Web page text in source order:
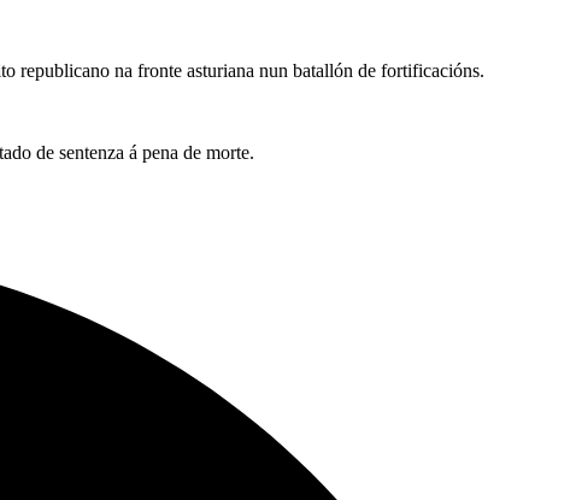
republicano na fronte asturiana nun batallón de fortificacións.
de sentenza á pena de morte.